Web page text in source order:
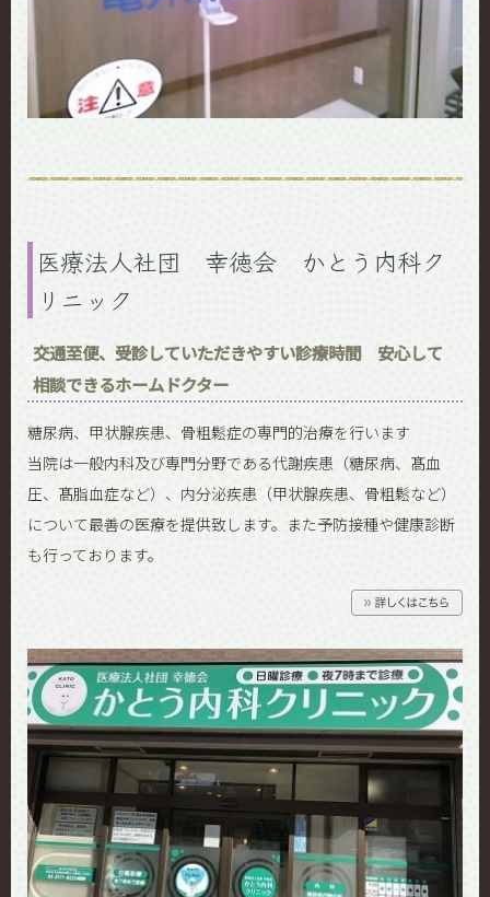
医療法人社団 幸徳会 かとう内科ク
リニック
交通至便、受診していただきやすい診療時間 安心して
相談できるホームドクター
糖尿病、甲状腺疾患、骨粗鬆症の専門的治療を行います
当院は一般内科及び専門分野である代謝疾患（糖尿病、髙血
圧、髙脂血症など）、内分泌疾患（甲状腺疾患、骨粗鬆など）
について最善の医療を提供致します。また予防接種や健康診断
も行っております。